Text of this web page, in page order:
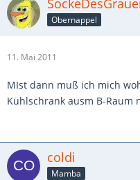
Obernappel
11. Mai 2011
MIst dann muß ich mich
Kühlschrank ausm B-
coldi
Mamba